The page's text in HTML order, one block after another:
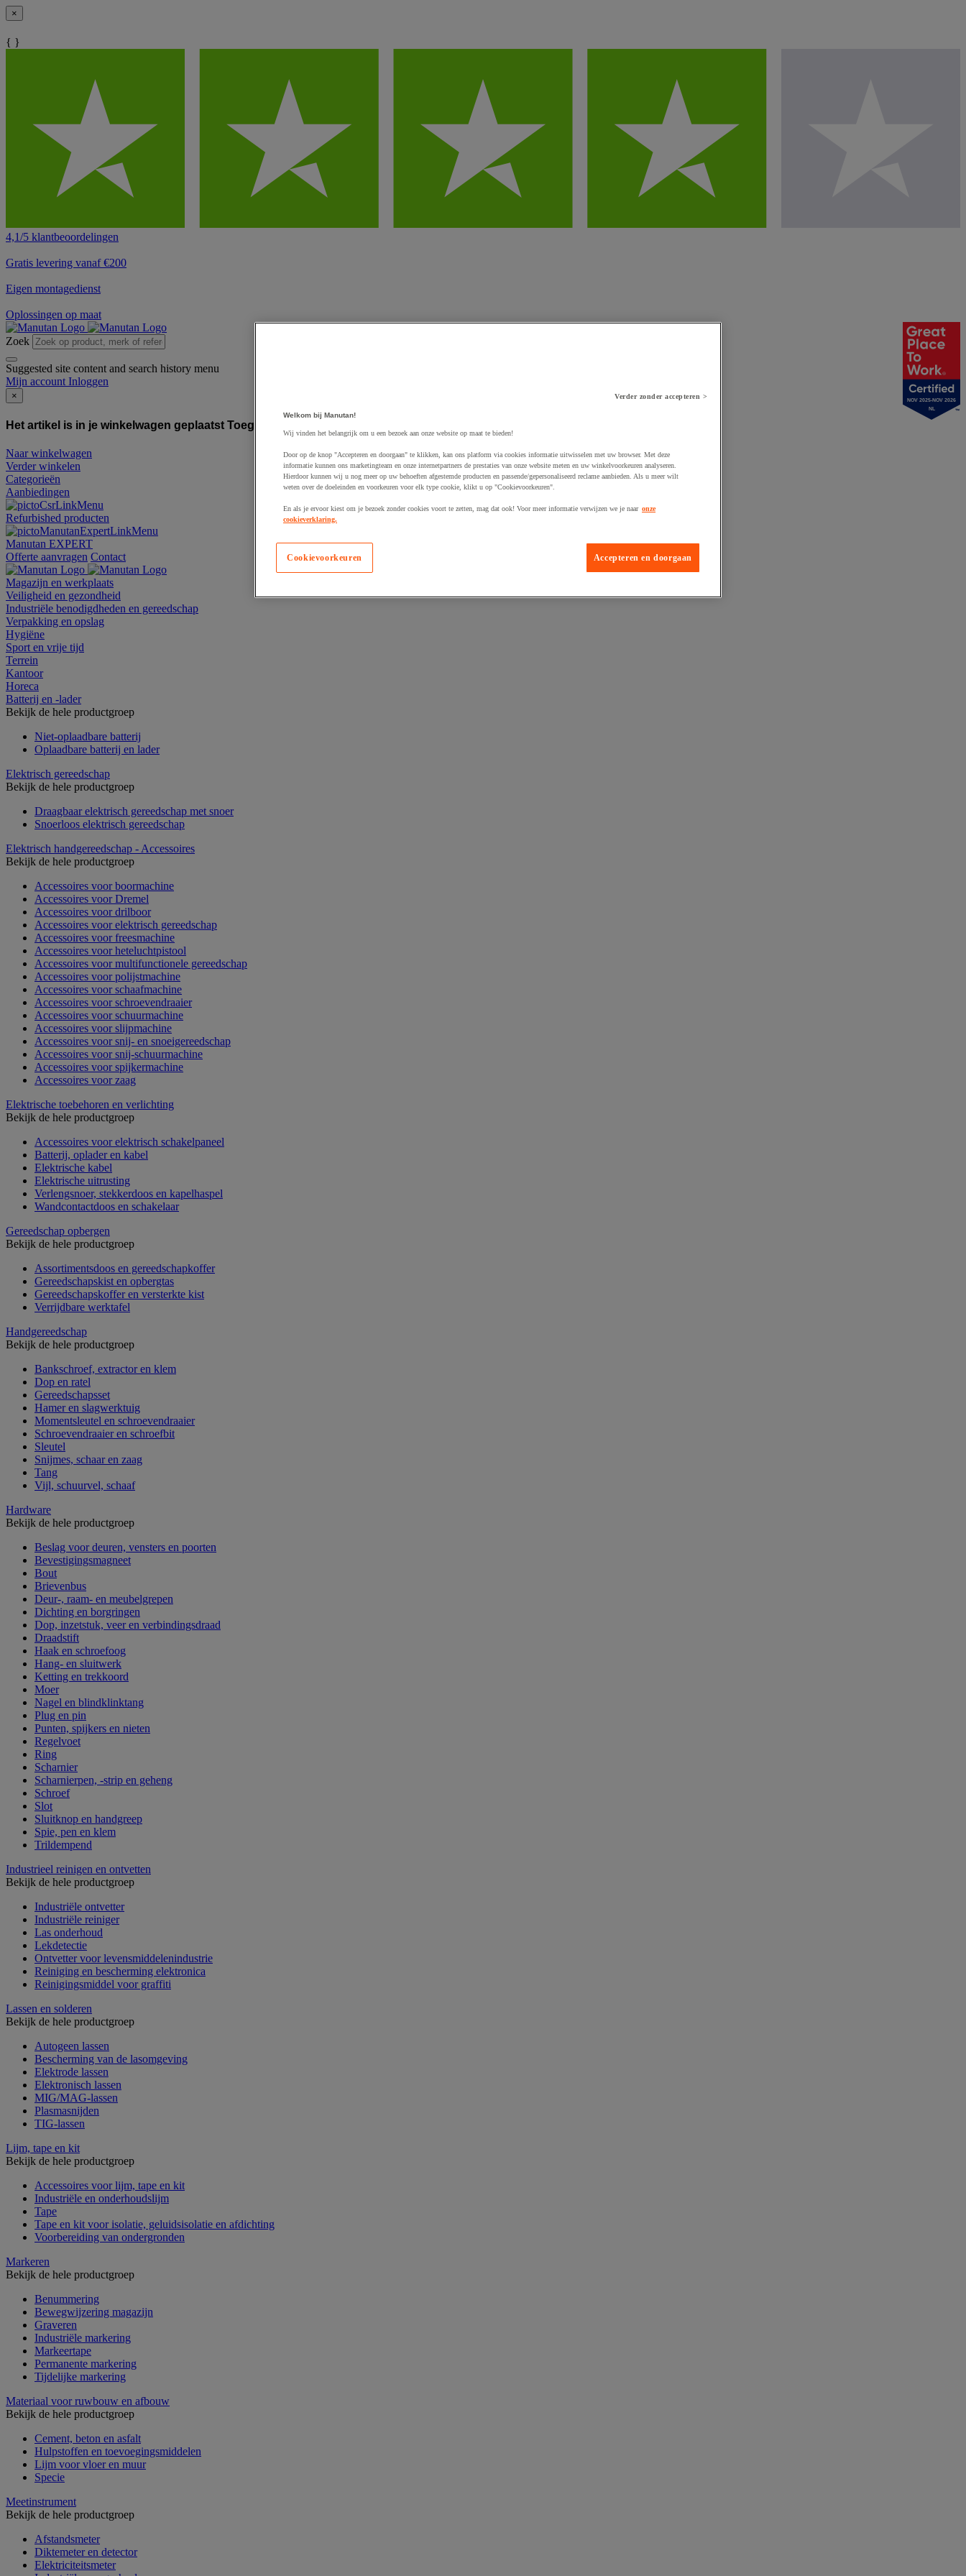
×
{ }
4,1/5 klantbeoordelingen
Gratis levering vanaf €200
Eigen montagedienst
Oplossingen op maat
Zoek
Suggested site content and search history menu
Mijn account Inloggen
×
Het artikel is in je winkelwagen geplaatst Toegevoegd aan winkelwagen
Naar winkelwagen
Verder winkelen
Categorieën
Aanbiedingen
Refurbished producten
Manutan EXPERT
Offerte aanvragen Contact
Magazijn en werkplaats
Veiligheid en gezondheid
Industriële benodigdheden en gereedschap
Verpakking en opslag
Hygiëne
Sport en vrije tijd
Terrein
Kantoor
Horeca
Batterij en -lader
Bekijk de hele productgroep
Niet-oplaadbare batterij
Oplaadbare batterij en lader
Elektrisch gereedschap
Bekijk de hele productgroep
Draagbaar elektrisch gereedschap met snoer
Snoerloos elektrisch gereedschap
Elektrisch handgereedschap - Accessoires
Bekijk de hele productgroep
Accessoires voor boormachine
Accessoires voor Dremel
Accessoires voor drilboor
Accessoires voor elektrisch gereedschap
Accessoires voor freesmachine
Accessoires voor heteluchtpistool
Accessoires voor multifunctionele gereedschap
Accessoires voor polijstmachine
Accessoires voor schaafmachine
Accessoires voor schroevendraaier
Accessoires voor schuurmachine
Accessoires voor slijpmachine
Accessoires voor snij- en snoeigereedschap
Accessoires voor snij-schuurmachine
Accessoires voor spijkermachine
Accessoires voor zaag
Elektrische toebehoren en verlichting
Bekijk de hele productgroep
Accessoires voor elektrisch schakelpaneel
Batterij, oplader en kabel
Elektrische kabel
Elektrische uitrusting
Verlengsnoer, stekkerdoos en kapelhaspel
Wandcontactdoos en schakelaar
Gereedschap opbergen
Bekijk de hele productgroep
Assortimentsdoos en gereedschapkoffer
Gereedschapskist en opbergtas
Gereedschapskoffer en versterkte kist
Verrijdbare werktafel
Handgereedschap
Bekijk de hele productgroep
Bankschroef, extractor en klem
Dop en ratel
Gereedschapsset
Hamer en slagwerktuig
Momentsleutel en schroevendraaier
Schroevendraaier en schroefbit
Sleutel
Snijmes, schaar en zaag
Tang
Vijl, schuurvel, schaaf
Hardware
Bekijk de hele productgroep
Beslag voor deuren, vensters en poorten
Bevestigingsmagneet
Bout
Brievenbus
Deur-, raam- en meubelgrepen
Dichting en borgringen
Dop, inzetstuk, veer en verbindingsdraad
Draadstift
Haak en schroefoog
Hang- en sluitwerk
Ketting en trekkoord
Moer
Nagel en blindklinktang
Plug en pin
Punten, spijkers en nieten
Regelvoet
Ring
Scharnier
Scharnierpen, -strip en geheng
Schroef
Slot
Sluitknop en handgreep
Spie, pen en klem
Trildempend
Industrieel reinigen en ontvetten
Bekijk de hele productgroep
Industriële ontvetter
Industriële reiniger
Las onderhoud
Lekdetectie
Ontvetter voor levensmiddelenindustrie
Reiniging en bescherming elektronica
Reinigingsmiddel voor graffiti
Lassen en solderen
Bekijk de hele productgroep
Autogeen lassen
Bescherming van de lasomgeving
Elektrode lassen
Elektronisch lassen
MIG/MAG-lassen
Plasmasnijden
TIG-lassen
Lijm, tape en kit
Bekijk de hele productgroep
Accessoires voor lijm, tape en kit
Industriële en onderhoudslijm
Tape
Tape en kit voor isolatie, geluidsisolatie en afdichting
Voorbereiding van ondergronden
Markeren
Bekijk de hele productgroep
Benummering
Bewegwijzering magazijn
Graveren
Industriële markering
Markeertape
Permanente markering
Tijdelijke markering
Materiaal voor ruwbouw en afbouw
Bekijk de hele productgroep
Cement, beton en asfalt
Hulpstoffen en toevoegingsmiddelen
Lijm voor vloer en muur
Specie
Meetinstrument
Bekijk de hele productgroep
Afstandsmeter
Diktemeter en detector
Elektriciteitsmeter
NOV 2025-NOV 2026
NL
Verder zonder accepteren >
Welkom bij Manutan!
Wij vinden het belangrijk om u een bezoek aan onze website op maat te bieden!
Door op de knop "Accepteren en doorgaan" te klikken, kan ons platform via cookies informatie uitwisselen met uw browser. Met deze
informatie kunnen ons marketingteam en onze internetpartners de prestaties van onze website meten en uw winkelvoorkeuren analyseren.
Hierdoor kunnen wij u nog meer op uw behoeften afgestemde producten en passende/gepersonaliseerd reclame aanbieden. Als u meer wilt
weten over de doeleinden en voorkeuren voor elk type cookie, klikt u op "Cookievoorkeuren".
En als je ervoor kiest om je bezoek zonder cookies voort te zetten, mag dat ook! Voor meer informatie verwijzen we je naar onze
cookieverklaring.
Accepteren en doorgaan
Cookievoorkeuren